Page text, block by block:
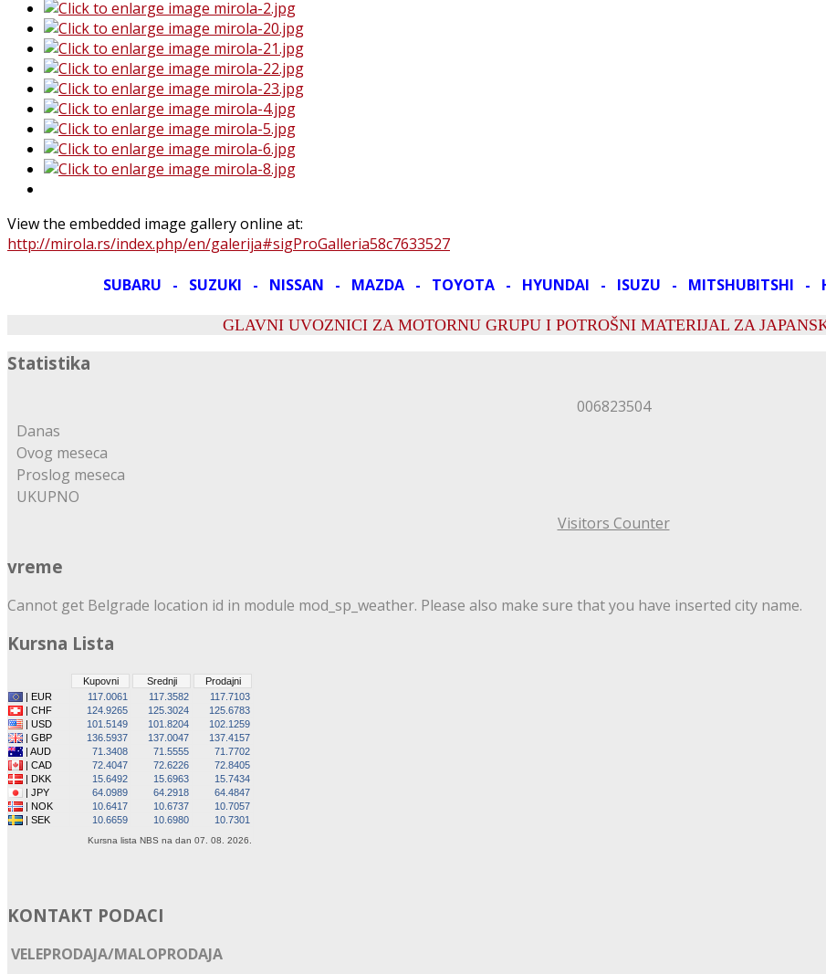
View the embedded image gallery online at:
http://mirola.rs/index.php/en/galerija#sigProGalleria58c7633527
SUBARU - SUZUKI - NISSAN - MAZDA - TOYOTA - HYUNDAI - ISUZU - MITSHUBITSHI -
GLAVNI UVOZNICI ZA MOTORNU GRUPU I POTROŠNI MATERIJAL ZA
Statistika
006823504
Danas
Ovog meseca
Proslog meseca
UKUPNO
Visitors Counter
vreme
Cannot get Belgrade location id in module mod_sp_weather. Please also make sure that you have inserted city name.
Kursna Lista
KONTAKT PODACI
VELEPRODAJA/MALOPRODAJA